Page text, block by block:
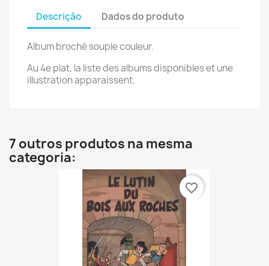
Descrição Dados do produto
Album broché souple couleur.
Au 4e plat, la liste des albums disponibles et une
illustration apparaissent.
7 outros produtos na mesma
categoria:
favorite_border